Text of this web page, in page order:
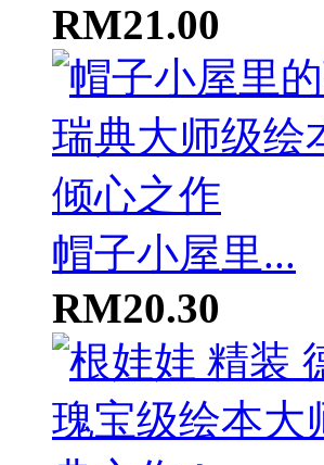
RM21.00
帽子小屋里...
RM20.30